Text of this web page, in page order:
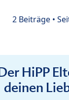
2 Beiträge •
HiPP
deinen